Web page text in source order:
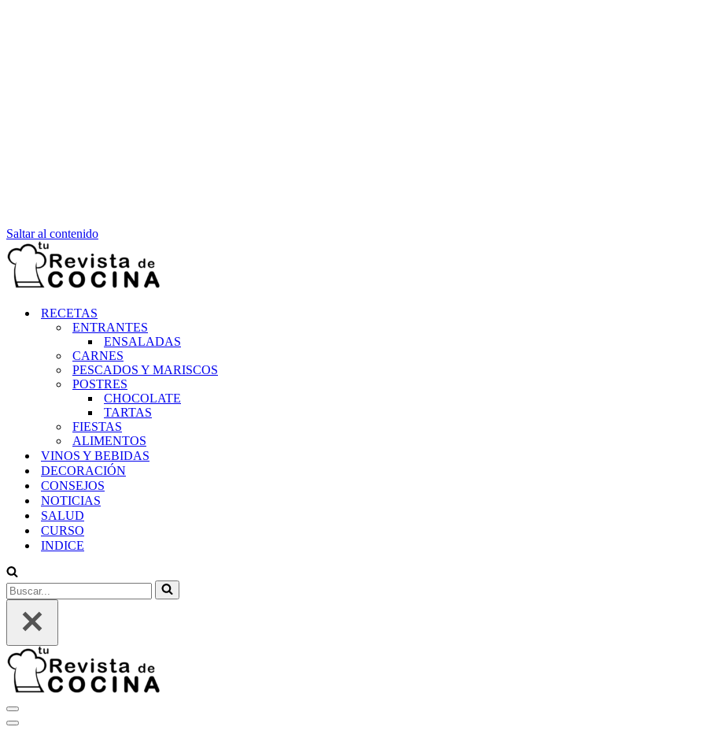
Saltar al contenido
RECETAS
ENTRANTES
ENSALADAS
CARNES
PESCADOS Y MARISCOS
POSTRES
CHOCOLATE
TARTAS
FIESTAS
ALIMENTOS
VINOS Y BEBIDAS
DECORACIÓN
CONSEJOS
NOTICIAS
SALUD
CURSO
INDICE
Buscar...
Menú
de
Menú